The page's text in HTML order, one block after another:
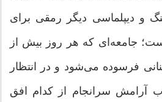
و دیپلماسی دیگر رمقی برای
جامعه‌ای که هر روز بیش از
فرسوده می‌شود و در انتظار
آرامش سرانجام از کدام افق